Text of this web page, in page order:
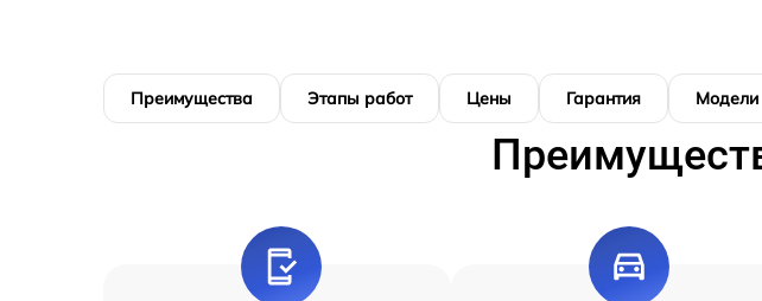
Преимущества Этапы работ Цены Гарантия Модели